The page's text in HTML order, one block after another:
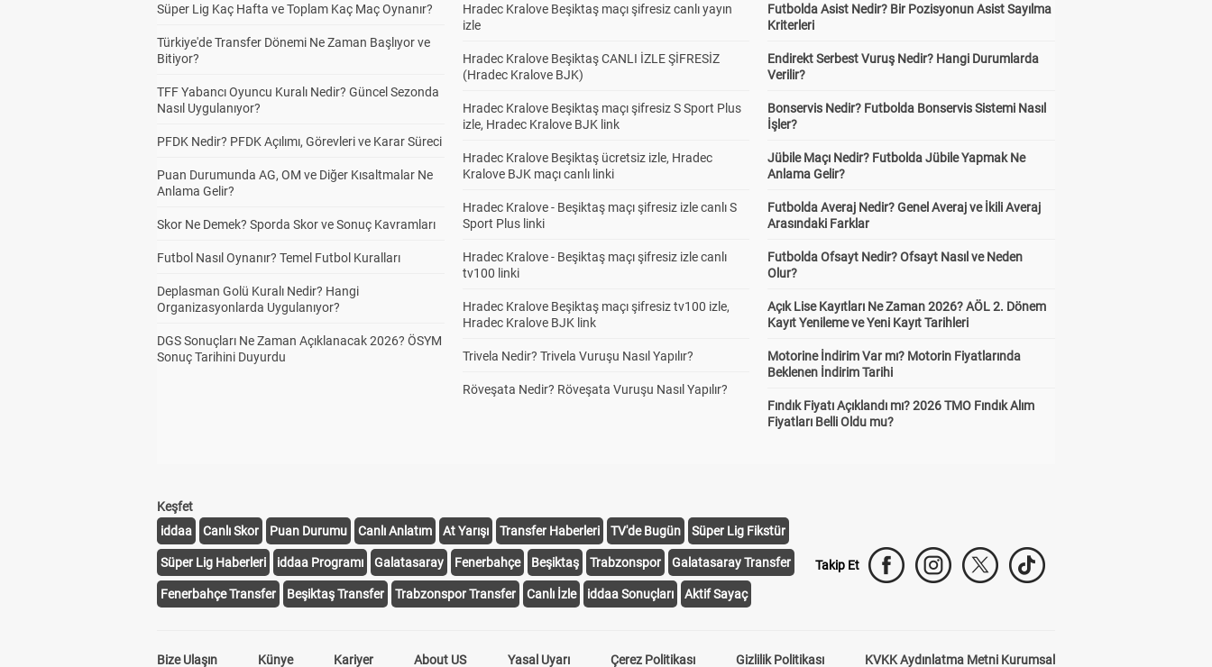
Süper Lig Kaç Hafta ve Toplam Kaç Maç Oynanır?
Türkiye'de Transfer Dönemi Ne Zaman Başlıyor ve
Bitiyor?
TFF Yabancı Oyuncu Kuralı Nedir? Güncel Sezonda
Nasıl Uygulanıyor?
PFDK Nedir? PFDK Açılımı, Görevleri ve Karar Süreci
Puan Durumunda AG, OM ve Diğer Kısaltmalar Ne
Anlama Gelir?
Skor Ne Demek? Sporda Skor ve Sonuç Kavramları
Futbol Nasıl Oynanır? Temel Futbol Kuralları
Deplasman Golü Kuralı Nedir? Hangi
Organizasyonlarda Uygulanıyor?
DGS Sonuçları Ne Zaman Açıklanacak 2026? ÖSYM
Sonuç Tarihini Duyurdu
Hradec Kralove Beşiktaş maçı şifresiz canlı yayın
izle
Hradec Kralove Beşiktaş CANLI İZLE ŞİFRESİZ
(Hradec Kralove BJK)
Hradec Kralove Beşiktaş maçı şifresiz S Sport Plus
izle, Hradec Kralove BJK link
Hradec Kralove Beşiktaş ücretsiz izle, Hradec
Kralove BJK maçı canlı linki
Hradec Kralove - Beşiktaş maçı şifresiz izle canlı S
Sport Plus linki
Hradec Kralove - Beşiktaş maçı şifresiz izle canlı
tv100 linki
Hradec Kralove Beşiktaş maçı şifresiz tv100 izle,
Hradec Kralove BJK link
Trivela Nedir? Trivela Vuruşu Nasıl Yapılır?
Röveşata Nedir? Röveşata Vuruşu Nasıl Yapılır?
Futbolda Asist Nedir? Bir Pozisyonun Asist Sayılma
Kriterleri
Endirekt Serbest Vuruş Nedir? Hangi Durumlarda
Verilir?
Bonservis Nedir? Futbolda Bonservis Sistemi Nasıl
İşler?
Jübile Maçı Nedir? Futbolda Jübile Yapmak Ne
Anlama Gelir?
Futbolda Averaj Nedir? Genel Averaj ve İkili Averaj
Arasındaki Farklar
Futbolda Ofsayt Nedir? Ofsayt Nasıl ve Neden
Olur?
Açık Lise Kayıtları Ne Zaman 2026? AÖL 2. Dönem
Kayıt Yenileme ve Yeni Kayıt Tarihleri
Motorine İndirim Var mı? Motorin Fiyatlarında
Beklenen İndirim Tarihi
Fındık Fiyatı Açıklandı mı? 2026 TMO Fındık Alım
Fiyatları Belli Oldu mu?
Keşfet
iddaa
Canlı Skor Puan Durumu Canlı Anlatım At Yarışı Transfer Haberleri TV'de Bugün Süper Lig Fikstür
Süper Lig Haberleri iddaa Programı Galatasaray Fenerbahçe Beşiktaş Trabzonspor Galatasaray Transfer
Fenerbahçe Transfer Beşiktaş Transfer Trabzonspor Transfer Canlı İzle iddaa Sonuçları Aktif Sayaç
Takip Et
Bize Ulaşın Künye Kariyer About US Yasal Uyarı Çerez Politikası Gizlilik Politikası KVKK Aydınlatma Metni Kurumsal